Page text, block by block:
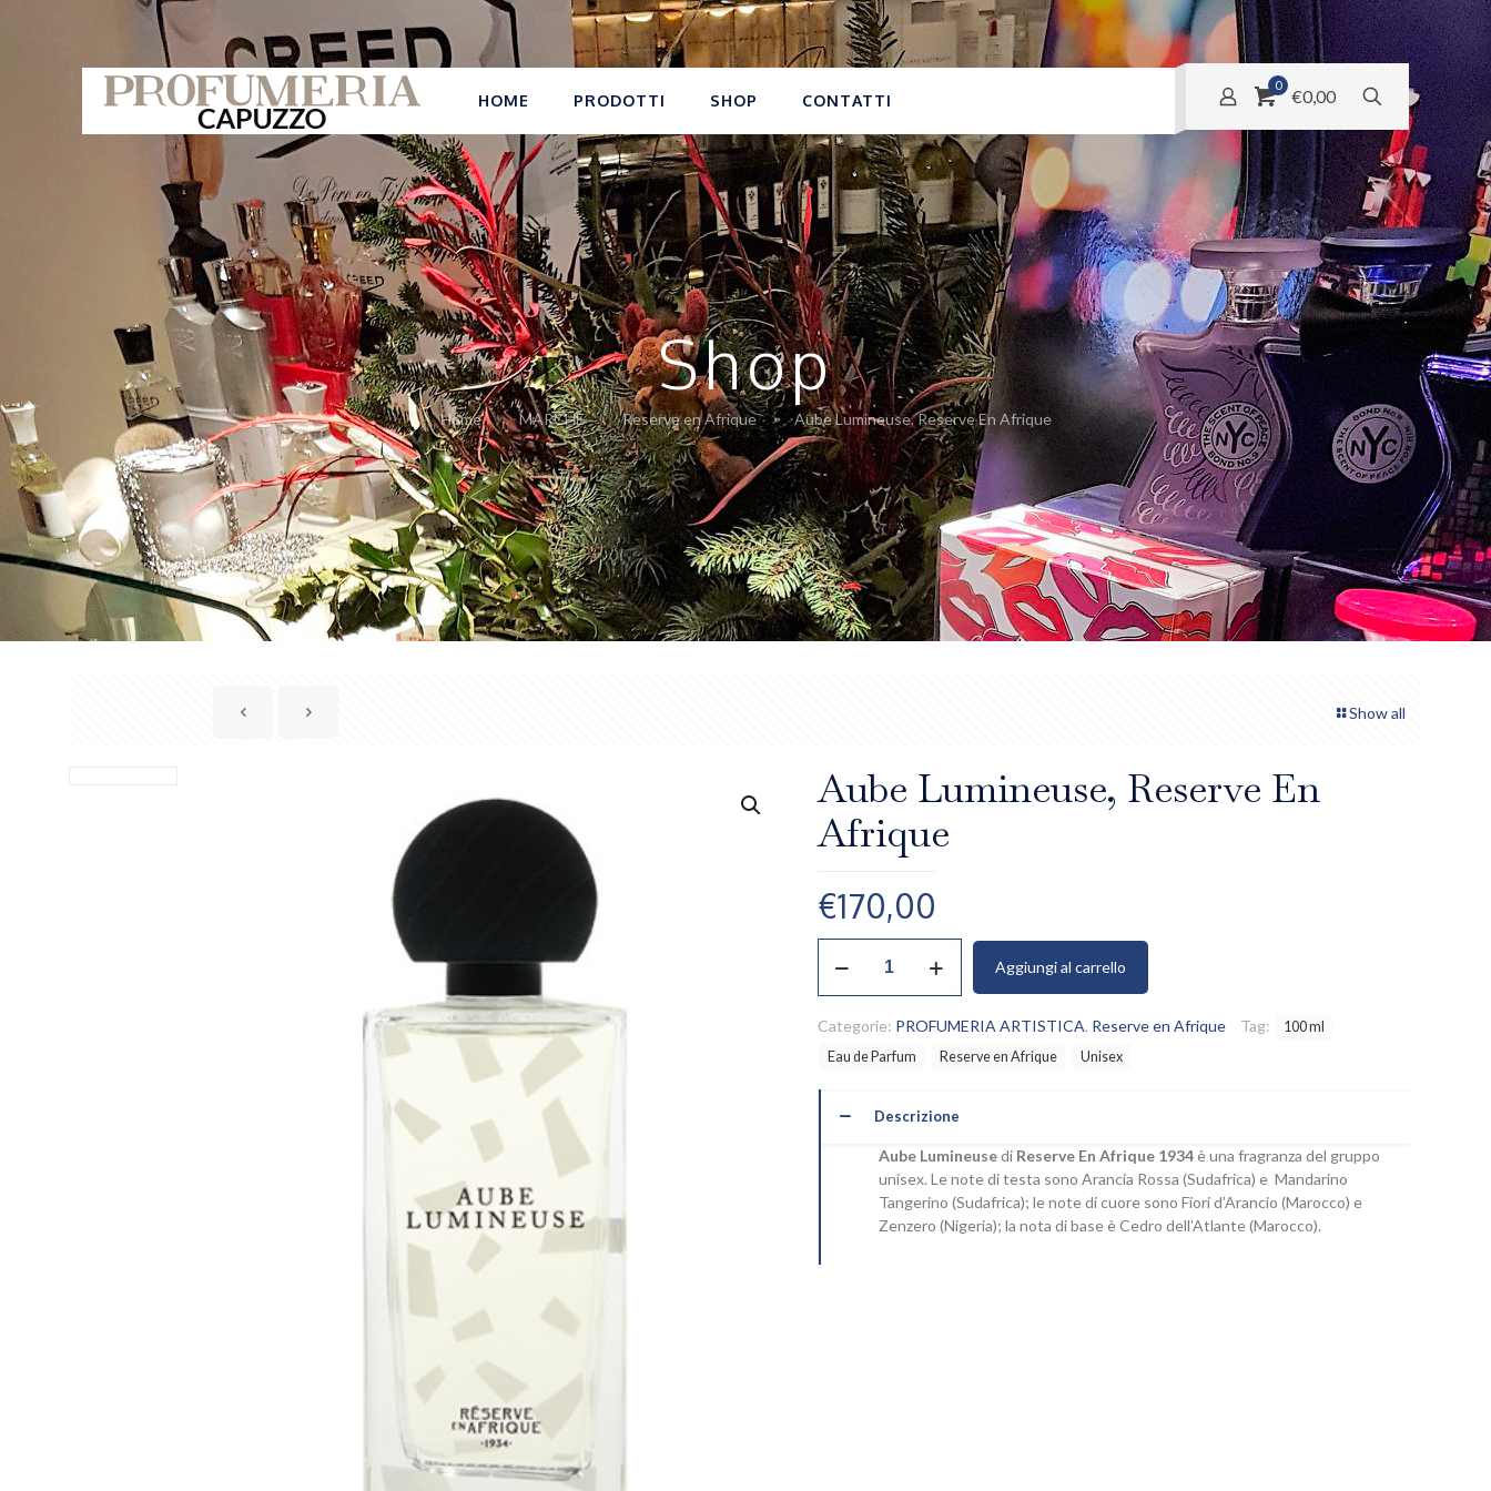
HOME PRODOTTI SHOP CONTATTI
0
€0,00
Shop
Home MARCHE Reserve en Afrique Aube Lumineuse, Reserve En Afrique
Show all
Aube Lumineuse, Reserve En
Afrique
€170,00
Lumineuse,
Reserve
En
quantità
Aggiungi al carrello
Categorie: PROFUMERIA ARTISTICA, Reserve en Afrique Tag:
100 ml
Eau de Parfum
Reserve en Afrique Unisex
Descrizione
Aube Lumineusedi Reserve En Afrique 1934è una fragranza del gruppo
unisex. Le note di testa sono Arancia Rossa (Sudafrica) e Mandarino
Tangerino (Sudafrica); le note di cuore sono Fiori d’Arancio (Marocco) e
Zenzero (Nigeria); la nota di base è Cedro dell’Atlante (Marocco).